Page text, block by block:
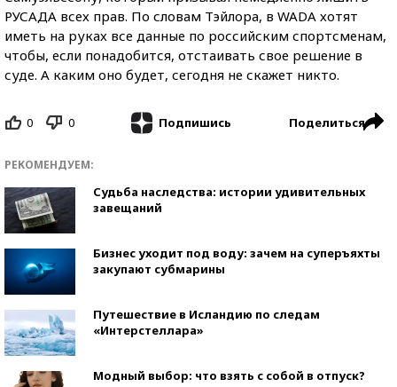
РУСАДА всех прав. По словам Тэйлора, в WADA хотят
иметь на руках все данные по российским спортсменам,
чтобы, если понадобится, отстаивать свое решение в
суде. А каким оно будет, сегодня не скажет никто.
0 0 Подпишись Поделиться
РЕКОМЕНДУЕМ:
Судьба наследства: истории удивительных
завещаний
Бизнес уходит под воду: зачем на суперъяхты
закупают субмарины
Путешествие в Исландию по следам
«Интерстеллара»
Модный выбор: что взять с собой в отпуск?